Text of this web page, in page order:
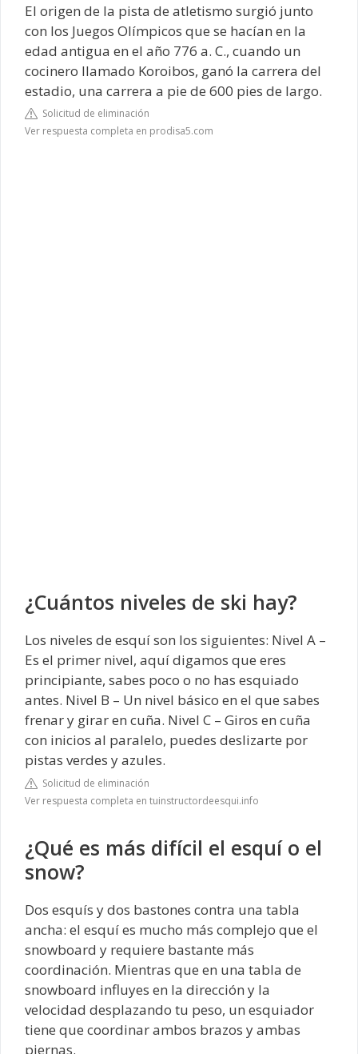
El origen de la pista de atletismo surgió junto
con los Juegos Olímpicos que se hacían en la
edad antigua en el año 776 a. C., cuando un
cocinero llamado Koroibos, ganó la carrera del
estadio, una carrera a pie de 600 pies de largo.
Solicitud de eliminación
Ver respuesta completa en prodisa5.com
¿Cuántos niveles de ski hay?
Los niveles de esquí son los siguientes: Nivel A –
Es el primer nivel, aquí digamos que eres
principiante, sabes poco o no has esquiado
antes. Nivel B – Un nivel básico en el que sabes
frenar y girar en cuña. Nivel C – Giros en cuña
con inicios al paralelo, puedes deslizarte por
pistas verdes y azules.
Solicitud de eliminación
Ver respuesta completa en tuinstructordeesqui.info
¿Qué es más difícil el esquí o el
snow?
Dos esquís y dos bastones contra una tabla
ancha: el esquí es mucho más complejo que el
snowboard y requiere bastante más
coordinación. Mientras que en una tabla de
snowboard influyes en la dirección y la
velocidad desplazando tu peso, un esquiador
tiene que coordinar ambos brazos y ambas
piernas.